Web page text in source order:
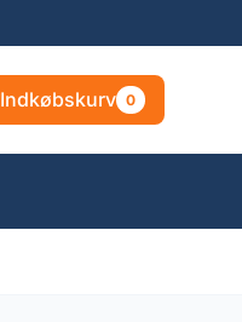
Indkøbskurv 0